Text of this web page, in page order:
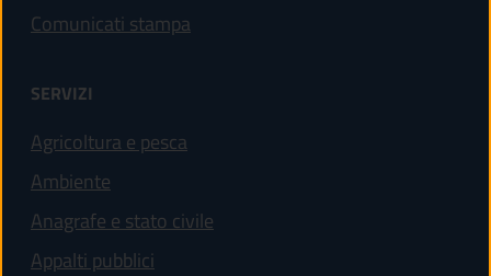
Comunicati stampa
SERVIZI
Agricoltura e pesca
Ambiente
Anagrafe e stato civile
Appalti pubblici